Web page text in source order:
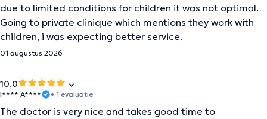
due to limited conditions for children it was not optimal.
Going to private clinique which mentions they work with
children, i was expecting better service.
01 augustus 2026
10.0
I**** A**** • 1 evaluatie
The doctor is very nice and takes good time to